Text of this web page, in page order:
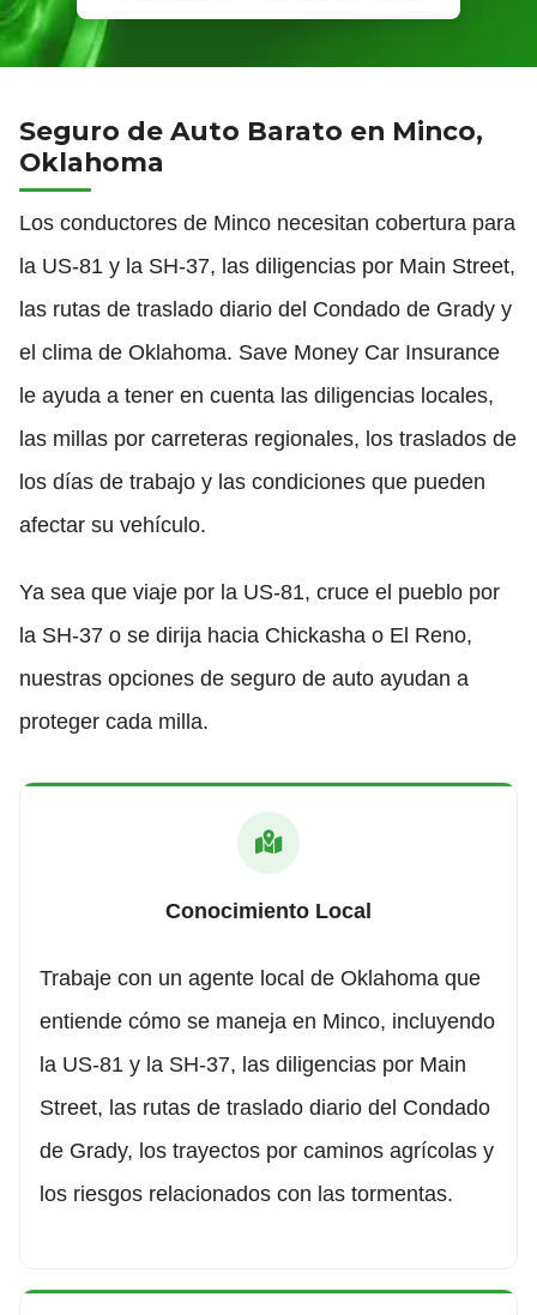
Seguro de Auto Barato en Minco,
Oklahoma
Los conductores de Minco necesitan cobertura para
la US-81 y la SH-37, las diligencias por Main Street,
las rutas de traslado diario del Condado de Grady y
el clima de Oklahoma. Save Money Car Insurance
le ayuda a tener en cuenta las diligencias locales,
las millas por carreteras regionales, los traslados de
los días de trabajo y las condiciones que pueden
afectar su vehículo.
Ya sea que viaje por la US-81, cruce el pueblo por
la SH-37 o se dirija hacia Chickasha o El Reno,
nuestras opciones de seguro de auto ayudan a
proteger cada milla.
Conocimiento Local
Trabaje con un agente local de Oklahoma que
entiende cómo se maneja en Minco, incluyendo
la US-81 y la SH-37, las diligencias por Main
Street, las rutas de traslado diario del Condado
de Grady, los trayectos por caminos agrícolas y
los riesgos relacionados con las tormentas.